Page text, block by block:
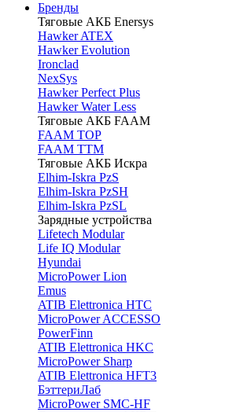
Бренды
Тяговые АКБ Enersys
Hawker ATEX
Hawker Evolution
Ironclad
NexSys
Hawker Perfect Plus
Hawker Water Less
Тяговые АКБ FAAM
FAAM TOP
FAAM TTM
Тяговые АКБ Искра
Elhim-Iskra PzS
Elhim-Iskra PzSH
Elhim-Iskra PzSL
Зарядные устройства
Lifetech Modular
Life IQ Modular
Hyundai
MicroPower Lion
Emus
ATIB Elettronica HTC
MicroPower ACCESSO
PowerFinn
ATIB Elettronica HKC
MicroPower Sharp
ATIB Elettronica HFT3
БэттериЛаб
MicroPower SMC-HF